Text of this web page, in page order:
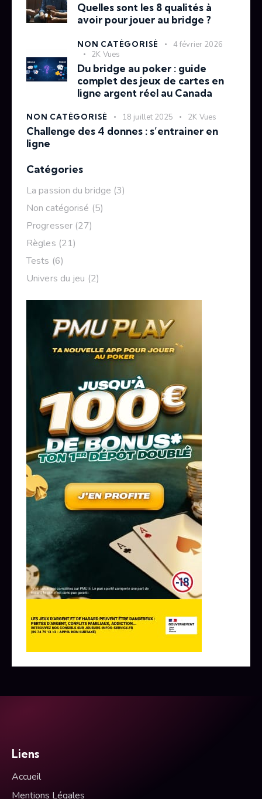
Quelles sont les 8 qualités à
avoir pour jouer au bridge ?
NON CATÉGORISÉ
4 février 2026
2K Vues
Du bridge au poker : guide
complet des jeux de cartes en
ligne argent réel au Canada
NON CATÉGORISÉ 18 juillet 2025 2K Vues
Challenge des 4 donnes : s’entrainer en
ligne
Catégories
La passion du bridge (3)
Non catégorisé (5)
Progresser (27)
Règles (21)
Tests (6)
Univers du jeu (2)
Liens
Accueil
Mentions Légales